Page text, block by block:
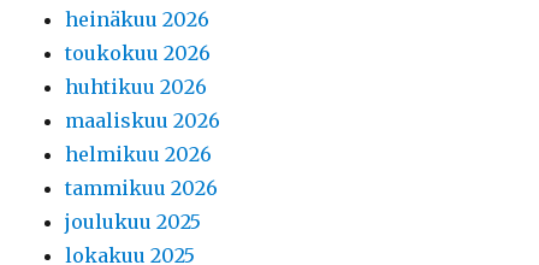
heinäkuu 2026
toukokuu 2026
huhtikuu 2026
maaliskuu 2026
helmikuu 2026
tammikuu 2026
joulukuu 2025
lokakuu 2025